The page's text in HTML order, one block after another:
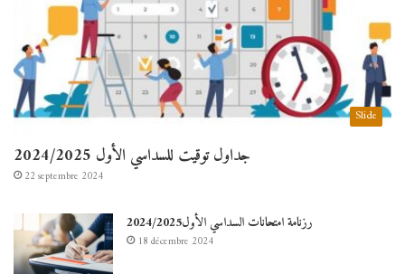
Slide
جداول توقيت للسداسي الأول 2024/2025
22 septembre 2024
رزنامة امتحانات السداسي الأول2024/2025
18 décembre 2024